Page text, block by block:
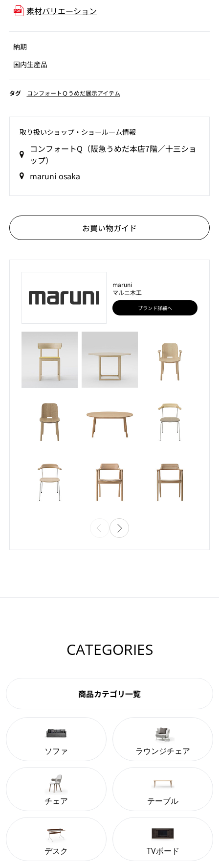
素材バリエーション
納期
国内生産品
タグ コンフォートＱうめだ展示アイテム
取り扱いショップ‧ショールーム情報
コンフォートQ（阪急うめだ本店7階／十三ショ
ップ）
maruni osaka
お買い物ガイド
maruni
マルニ木工
ブランド詳細へ
CATEGORIES
商品カテゴリ一覧
ソファ ラウンジチェア
チェア テーブル
デスク TVボード